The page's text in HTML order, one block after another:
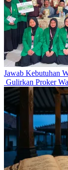
Jawab Kebutuhan
Gulirkan Proker